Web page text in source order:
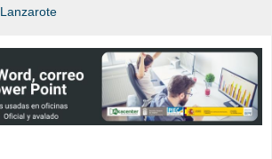
Lanzarote